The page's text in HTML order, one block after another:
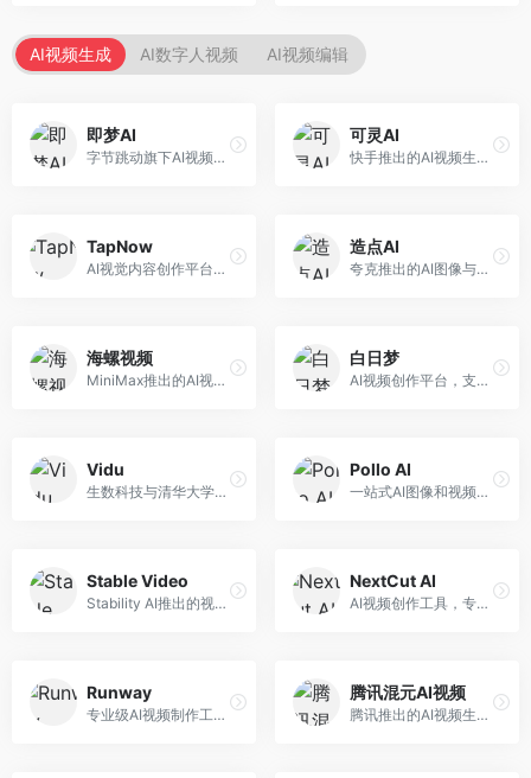
AI视频生成 AI数字人视频 AI视频编辑
即梦AI
字节跳动旗下AI视频创作平台，支持多模态内容生成。面向内容创作者和营销人员，提供文生视频、图生视频、智能剪辑等功能，中文理解能力强，创作效率高。
可灵AI
快手推出的AI视频生成平台，支持文生视频和图生视频，可生成长达2分钟的高质量视频内容。面向短视频创作者和营销人员，操作简便，生成效果逼真，适合商业推广和创意表达。
TapNow
AI视觉内容创作平台，整合图像与视频生成能力。面向内容创作者，提供文生图、文生视频、智能编辑等服务，创作工具丰富，一站式体验便捷。
造点AI
夸克推出的AI图像与视频创作平台。面向普通用户和内容创作者，提供文生图、文生视频等功能，操作简便，与夸克生态深度整合。
海螺视频
MiniMax推出的AI视频生成工具，支持高质量视频创作。面向内容创作者，提供文生视频、视频编辑等功能，生成速度快，视频效果自然流畅。
白日梦
AI视频创作平台，支持生成长达50分钟的长视频内容。面向长视频创作者和内容生产者，支持故事视频生成、视频编辑等功能，适合叙事性内容创作。
Vidu
生数科技与清华大学联合研发的AI视频生成大模型。面向视频创作者和内容生产者，支持文生视频、图生视频，视频质量高，物理运动理解准确，国产视频生成领先工具。
Pollo AI
一站式AI图像和视频创作平台，整合多种生成工具。面向内容创作者，提供文生图、文生视频、视频编辑等服务，创作工具全面，一站式体验便捷。
Stable Video
Stability AI推出的视频生成模型，开源可部署。面向开发者和专业创作者，支持视频生成、视频编辑等功能，开源生态完善，定制化程度高。
NextCut AI
AI视频创作工具，专注于智能剪辑和视频生成。面向视频创作者，提供智能剪辑、视频生成、特效添加等功能，剪辑效率高，适合快节奏内容生产。
Runway
专业级AI视频制作工具，支持视频生成与编辑。面向影视制作人和创意工作者，提供文生视频、视频编辑、绿幕抠像等专业功能，视频处理能力强，适合专业创作场景。
腾讯混元AI视频
腾讯推出的AI视频生成工具，基于混元大模型。面向腾讯生态用户和内容创作者，支持文生视频、视频编辑等功能，与腾讯产品生态深度整合。